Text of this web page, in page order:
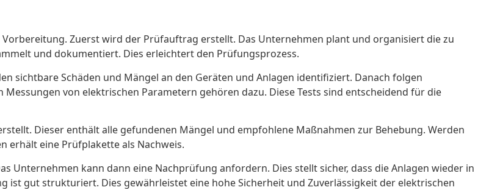
Zuerst wird der Prüfauftrag erstellt. Das Unternehmen plant und organisiert die zu
und dokumentiert. Dies erleichtert den Prüfungsprozess.
sichtbare Schäden und Mängel an den Geräten und Anlagen identifiziert. Danach folgen
von elektrischen Parametern gehören dazu. Diese Tests sind entscheidend für die
Dieser enthält alle gefundenen Mängel und empfohlene Maßnahmen zur Behebung. Werden
erhält eine Prüfplakette als Nachweis.
Unternehmen kann dann eine Nachprüfung anfordern. Dies stellt sicher, dass die Anlagen wieder in
ist gut strukturiert. Dies gewährleistet eine hohe Sicherheit und Zuverlässigkeit der elektrischen